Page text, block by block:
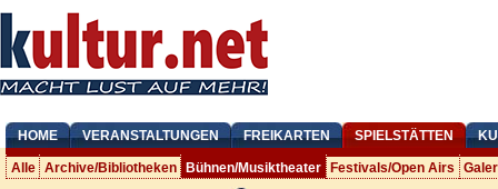
HOME VERANSTALTUNGEN FREIKARTEN SPIELSTÄTTEN
Alle Archive/Bibliotheken Bühnen/Musiktheater Festivals/Open Airs